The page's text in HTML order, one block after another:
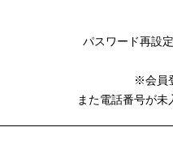
パスワード再設定
※会員
また電話番号が未